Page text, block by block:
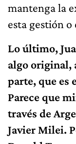
mantenga la
esta gestión
Lo último,
algo original,
parte, que es
Parece que
través de
Javier Milei.